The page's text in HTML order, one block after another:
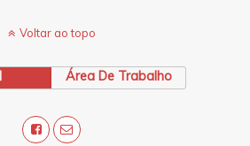
Voltar ao topo
Área De Trabalho